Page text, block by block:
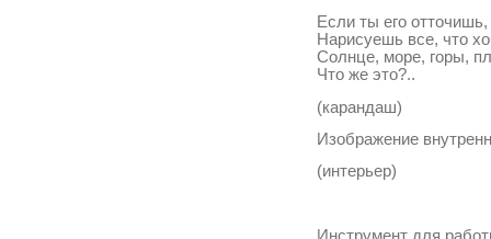
Если ты его отточишь,
Нарисуешь все, что
Солнце, море, горы,
Что же
(карандаш)
Изображение
(интерьер)